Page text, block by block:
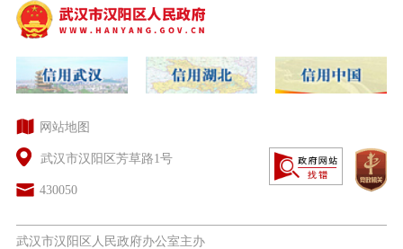
网站地图
武汉市汉阳区芳草路1号
430050
武汉市汉阳区人民政府办公室主办